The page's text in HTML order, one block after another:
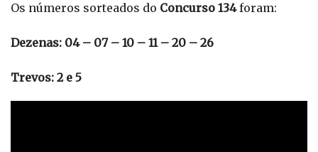
Os números sorteados do Concurso 134foram:
Dezenas: 04 – 07 – 10 – 11 – 20 – 26
Trevos: 2 e 5